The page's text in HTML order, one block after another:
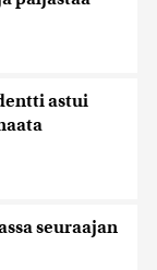
astui
seuraajan